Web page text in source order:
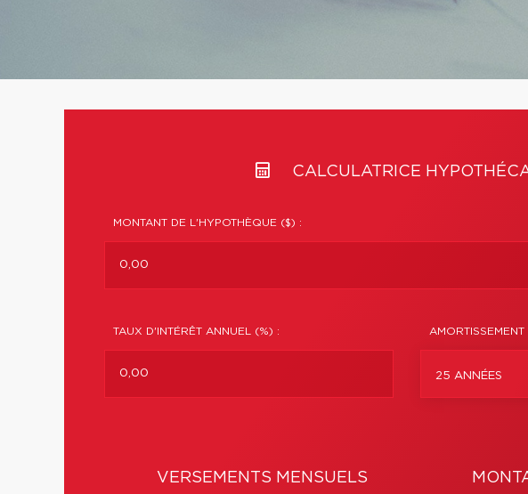
CALCULATRICE
MONTANT DE L'HYPOTHÈQUE ($) :
TAUX D'INTÉRÊT ANNUEL (%) : AMORTISSEMENT
25 ANNÉES
VERSEMENTS MENSUELS